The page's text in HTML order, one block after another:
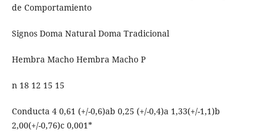
de Comportamiento
Signos Doma Natural Doma Tradicional
Hembra Macho Hembra Macho P
n 18 12 15 15
Conducta 4 0,61 (+/-0,6)ab 0,25 (+/-0,4)a 1,33(+/-1,1)b
2,00(+/-0,76)c 0,001*